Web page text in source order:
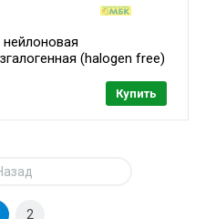
(halogen free)
Купить
2